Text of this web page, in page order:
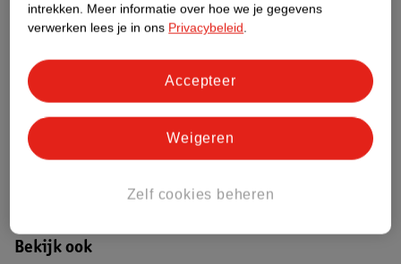
Impact Score.
Bekijk ook
intrekken. Meer informatie over hoe we je gegevens
verwerken lees je in ons Privacybeleid.
Zelf cookies beheren
Weigeren
Accepteer